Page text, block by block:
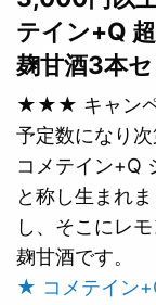
テイン+Q
麹甘酒3本
★★★ キャンペ
予定数になり
コメテイン+Q
と称し生まれ
し、そこにレ
麹甘酒です。
★ コメテイン